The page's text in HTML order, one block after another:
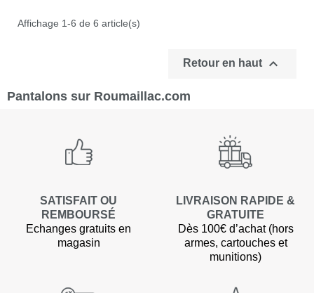
Affichage 1-6 de 6 article(s)
Retour en haut 
Pantalons sur Roumaillac.com
SATISFAIT OU
REMBOURSÉ
Echanges gratuits en
magasin
LIVRAISON RAPIDE &
GRATUITE
Dès 100€ d’achat (hors
armes, cartouches et
munitions)